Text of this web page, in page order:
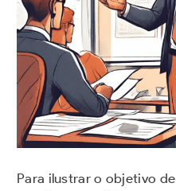
Para ilustrar o objetivo de